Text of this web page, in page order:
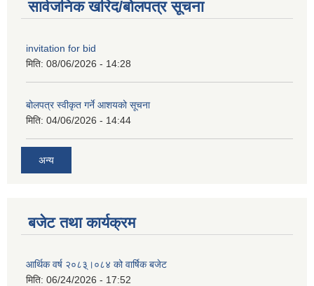
सार्वजनिक खरिद/बोलपत्र सूचना
invitation for bid
मिति: 08/06/2026 - 14:28
बोलपत्र स्वीकृत गर्ने आशयको सूचना
मिति: 04/06/2026 - 14:44
अन्य
बजेट तथा कार्यक्रम
आर्थिक वर्ष २०८३्।०८४ को वार्षिक बजेट
मिति: 06/24/2026 - 17:52